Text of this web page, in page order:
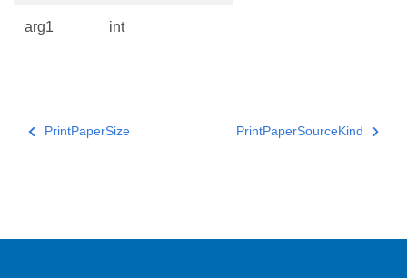
arg1 int
PrintPaperSize PrintPaperSourceKind